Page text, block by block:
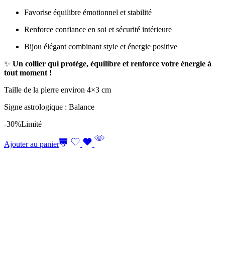
Favorise équilibre émotionnel et stabilité
Renforce confiance en soi et sécurité intérieure
Bijou élégant combinant style et énergie positive
✨ Un collier qui protège, équilibre et renforce votre énergie à
tout moment !
Taille de la pierre environ 4×3 cm
Signe astrologique : Balance
-30%Limité
Ajouter au panier